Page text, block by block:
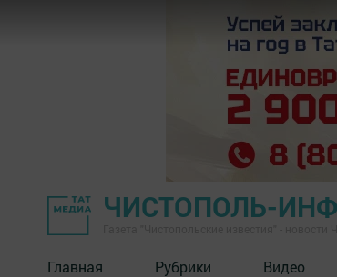
ЧИСТОПОЛЬ-
Главная Рубрики Видео